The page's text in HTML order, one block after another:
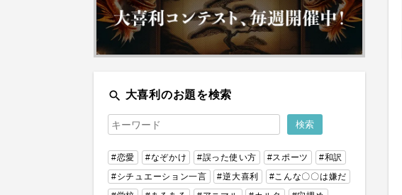
search 大喜利のお題を検索
#恋愛 #なぞかけ #誤った使い方 #スポーツ
#和訳
#シチュエーション一言
#逆大喜利
#こんな〇〇は嫌だ